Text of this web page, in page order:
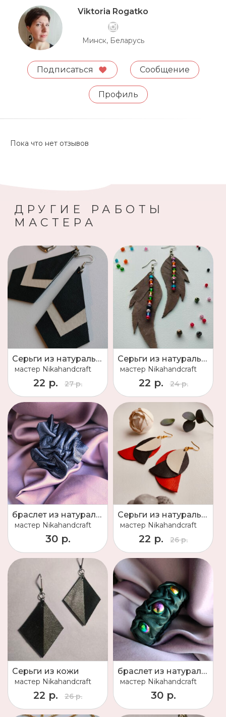
стоимость оговаривается отдельно.
Хранить бережно, отдельно от других
украшений в тканевом мешочке. Избегать
попадания влаги и прямых солнечных
лучей.
Высылаю Белпочтой и Европочтой.
Viktoria Rogatko
Минск, Беларусь
Подписаться Сообщение
Профиль
Пока что нет отзывов
ДРУГИЕ РАБОТЫ
МАСТЕРА
Серьги из натуральной кожи
мастер Nikahandcraft
22 р. 27 р.
Серьги из натуральной кожи
мастер Nikahandcraft
22 р. 24 р.
браслет из натуральной кожи
мастер Nikahandcraft
30 р.
Серьги из натуральной кожи
мастер Nikahandcraft
22 р. 26 р.
Серьги из кожи
мастер Nikahandcraft
22 р. 26 р.
браслет из натуральной кожи
мастер Nikahandcraft
30 р.